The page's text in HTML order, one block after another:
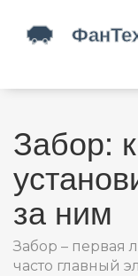
Забор:
за ним
Забор – первая
часто главный